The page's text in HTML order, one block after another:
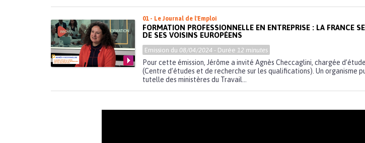
01 - Le Journal de l'Emploi
FORMATION PROFESSIONNELLE EN ENTREPRISE : LA FRANCE
DE SES VOISINS EUROPÉENS
Emission du 08/04/2024 - Durée12 minutes
Pour cette émission, Jérôme a invité Agnès Checcaglini, chargée
(Centre d’études et de recherche sur les qualifications). Un organisme
tutelle des ministères du Travail...